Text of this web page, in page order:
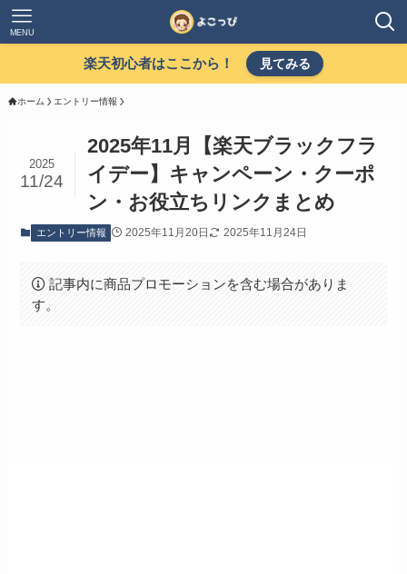
MENU
楽天初心者はここから！ 見てみる
ホーム エントリー情報
2025年11月【楽天ブラックフラ
イデー】キャンペーン・クーポ
ン・お役立ちリンクまとめ
2025
11/24
エントリー情報 2025年11月20日 2025年11月24日
記事内に商品プロモーションを含む場合がありま
す。